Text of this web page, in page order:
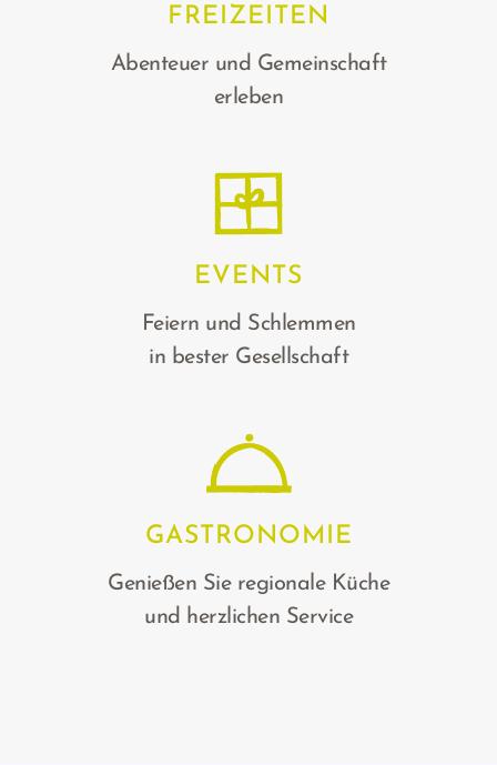
FREIZEITEN
Abenteuer und Gemeinschaft
erleben
EVENTS
Feiern und Schlemmen
in bester Gesellschaft
GASTRONOMIE
Genießen Sieregionale Küche
und herzlichen Service